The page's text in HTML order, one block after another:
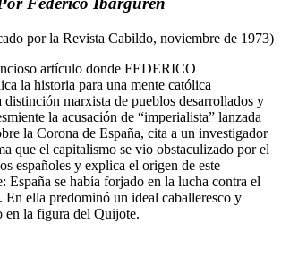
por la Revista Cabildo, noviembre de 1973)
artículo donde FEDERICO
la historia para una mente católica
distinción marxista de pueblos desarrollados y
la acusación de “imperialista” lanzada
la Corona de España, cita a un investigador
que el capitalismo se vio obstaculizado por el
españoles y explica el origen de este
España se había forjado en la lucha contra el
En ella predominó un ideal caballeresco y
en la figura del Quijote.